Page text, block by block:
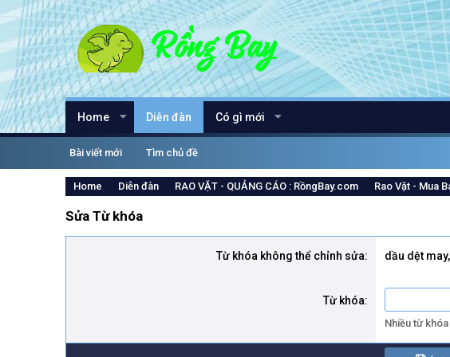
Home Diễn đàn Có gì mới
Bài viết mới Tìm chủ đề
Home Diễn đàn RAO VẶT - QUẢNG CÁO : RồngBay.com Rao Vặt - Mua
Sửa Từ khóa
Từ khóa không thể chỉnh sửa dầu dệt
Từ khóa
Nhiều từ